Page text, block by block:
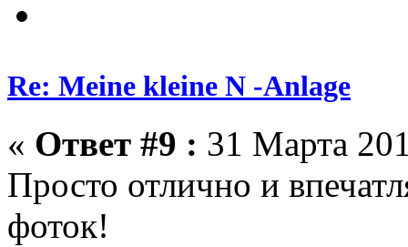
Re: Meine kleine N -Anlage
« Ответ #9 : 31 Марта
Просто отлично и
фоток!